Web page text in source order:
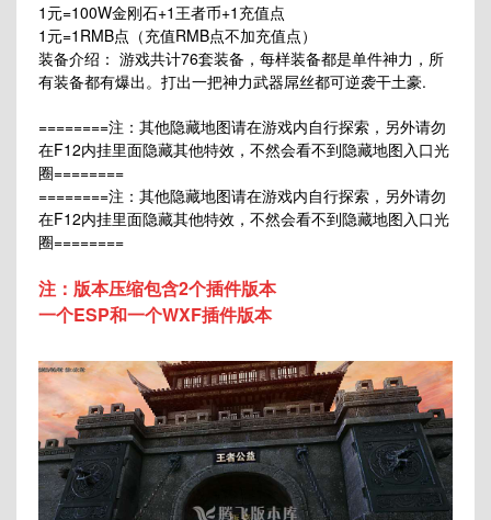
1元=100W金刚石+1王者币+1充值点
1元=1RMB点（充值RMB点不加充值点）
装备介绍： 游戏共计76套装备，每样装备都是单件神力，所
有装备都有爆出。打出一把神力武器屌丝都可逆袭干土豪.
========注：其他隐藏地图请在游戏内自行探索，另外请勿
在F12内挂里面隐藏其他特效，不然会看不到隐藏地图入口光
圈========
========注：其他隐藏地图请在游戏内自行探索，另外请勿
在F12内挂里面隐藏其他特效，不然会看不到隐藏地图入口光
圈========
注：版本压缩包含2个插件版本
一个ESP和一个WXF插件版本